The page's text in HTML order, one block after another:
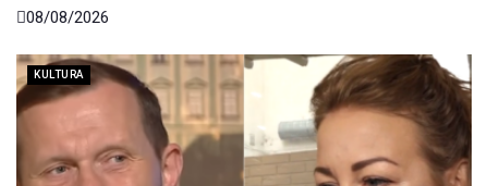
08/08/2026
KULTURA